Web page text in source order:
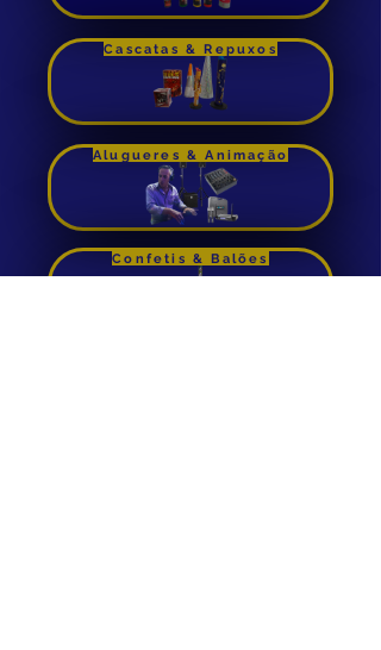
Comprar
Cascatas & Repuxos
Alugueres & Animação
Confetis & Balões